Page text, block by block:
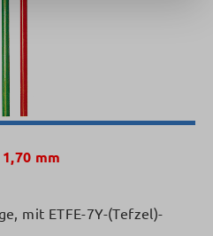
mm
mit ETFE-7Y-(Tefzel)-